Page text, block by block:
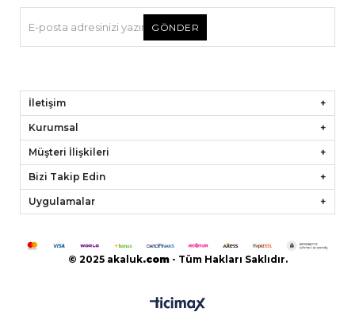
GÖNDER
İletişim
Kurumsal
Müşteri İlişkileri
Bizi Takip Edin
Uygulamalar
© 2025 akaluk.com- Tüm Hakları Saklıdır.